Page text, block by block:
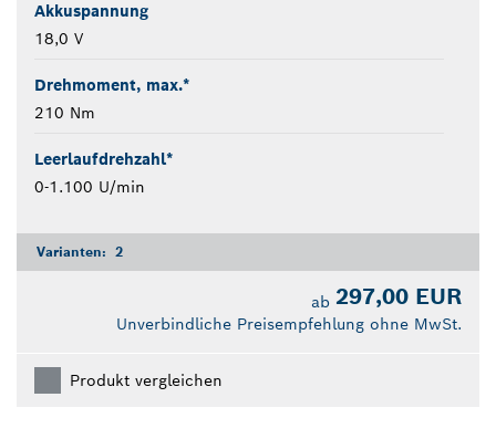
Akkuspannung
18,0 V
Drehmoment, max.*
210 Nm
Leerlaufdrehzahl*
0-1.100 U/min
Varianten: 2
ab 297,00 EUR
Unverbindliche Preisempfehlung ohne MwSt.
Produkt vergleichen